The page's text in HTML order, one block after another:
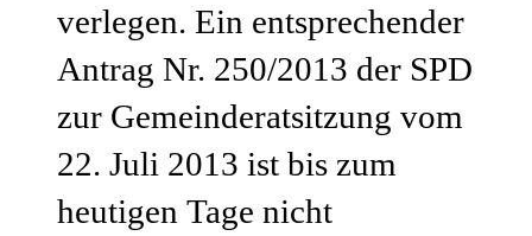
verlegen. Ein entsprechender
Antrag Nr. 250/2013 der SPD
zur Gemeinderatsitzung vom
22. Juli 2013 ist bis zum
heutigen Tage nicht